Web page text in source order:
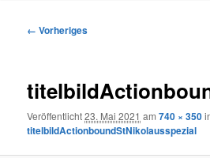
Bilder-
← Vorheriges
Veröffentlicht23. Mai 2021 am740 × 350
titelbildActionboundStNikolausspezial